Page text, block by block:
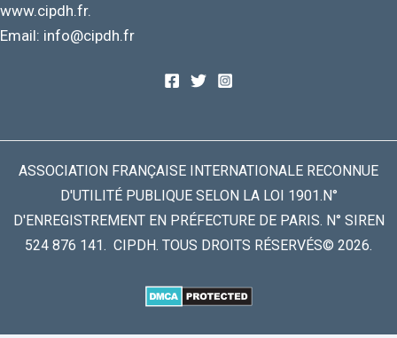
www.cipdh.fr.
Email: info@cipdh.fr
ASSOCIATION FRANÇAISE INTERNATIONALE RECONNUE
D'UTILITÉ PUBLIQUE SELON LA LOI 1901.N°
D'ENREGISTREMENT EN PRÉFECTURE DE PARIS. N° SIREN
524 876 141. CIPDH. TOUS DROITS RÉSERVÉS© 2026.